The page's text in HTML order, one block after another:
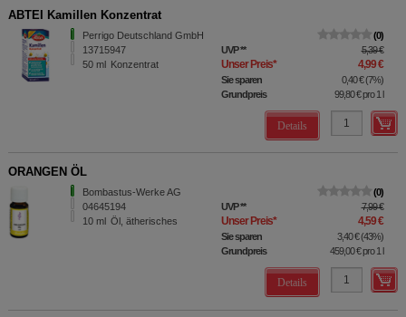
ABTEI Kamillen Konzentrat
Perrigo Deutschland GmbH
13715947
50 ml Konzentrat
0
UVP** 5,39 €
Unser Preis* 4,99 €
Sie sparen 0,40 €(7%)
Grundpreis
99,80 €pro 1 l
Details
ORANGEN ÖL
Bombastus-Werke AG
04645194
10 ml Öl, ätherisches
0
UVP** 7,99 €
Unser Preis* 4,59 €
Sie sparen 3,40 €(43%)
Grundpreis
459,00 €pro 1 l
Details